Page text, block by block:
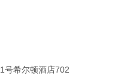
希尔顿酒店702